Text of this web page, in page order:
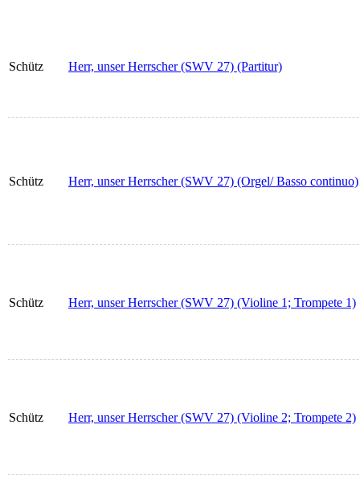
Schütz Herr, unser Herrscher (SWV 27) (Partitur)
Schütz Herr, unser Herrscher (SWV 27) (Orgel/ Basso continuo)
Schütz Herr, unser Herrscher (SWV 27) (Violine 1; Trompete 1)
Schütz Herr, unser Herrscher (SWV 27) (Violine 2; Trompete 2)